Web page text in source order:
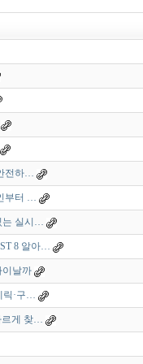
전하…
부터 …
는 실시…
8 알아…
이날까
릭·구…
르게 찾…